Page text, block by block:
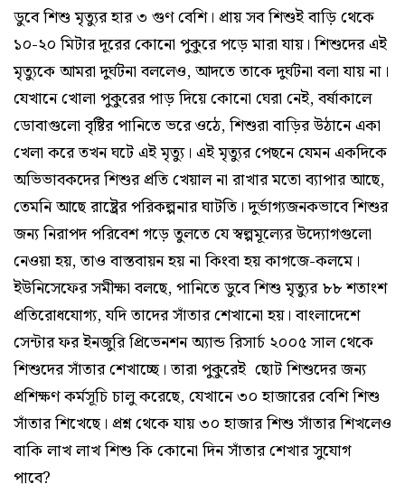
ডুবে শিশু মৃত্যুর হার ৩ গুণ বেশি। প্রায় সব শিশুই বাড়ি থেকে
১০-২০ মিটার দূরের কোনো পুকুরে পড়ে মারা যায়। শিশুদের এই
মৃত্যুকে আমরা দুর্ঘটনা বললেও, আদতে তাকে দুর্ঘটনা বলা যায় না।
যেখানে খোলা পুকুরের পাড় দিয়ে কোনো ঘেরা নেই, বর্ষাকালে
ডোবাগুলো বৃষ্টির পানিতে ভরে ওঠে, শিশুরা বাড়ির উঠানে একা
খেলা করে তখন ঘটে এই মৃত্যু। এই মৃত্যুর পেছনে যেমন একদিকে
অভিভাবকদের শিশুর প্রতি খেয়াল না রাখার মতো ব্যাপার আছে,
তেমনি আছে রাষ্ট্রের পরিকল্পনার ঘাটতি। দুর্ভাগ্যজনকভাবে শিশুর
জন্য নিরাপদ পরিবেশ গড়ে তুলতে যে স্বল্পমূল্যের উদ্যোগগুলো
নেওয়া হয়, তাও বাস্তবায়ন হয় না কিংবা হয় কাগজে-কলমে।
ইউনিসেফের সমীক্ষা বলছে, পানিতে ডুবে শিশু মৃত্যুর ৮৮ শতাংশ
প্রতিরোধযোগ্য, যদি তাদের সাঁতার শেখানো হয়। বাংলাদেশে
সেন্টার ফর ইনজুরি প্রিভেনশন অ্যান্ড রিসার্চ ২০০৫ সাল থেকে
শিশুদের সাঁতার শেখাচ্ছে। তারা পুকুরেই ছোট শিশুদের জন্য
প্রশিক্ষণ কর্মসূচি চালু করেছে, যেখানে ৩০ হাজারের বেশি শিশু
সাঁতার শিখেছে। প্রশ্ন থেকে যায় ৩০ হাজার শিশু সাঁতার শিখলেও
বাকি লাখ লাখ শিশু কি কোনো দিন সাঁতার শেখার সুযোগ
পাবে?